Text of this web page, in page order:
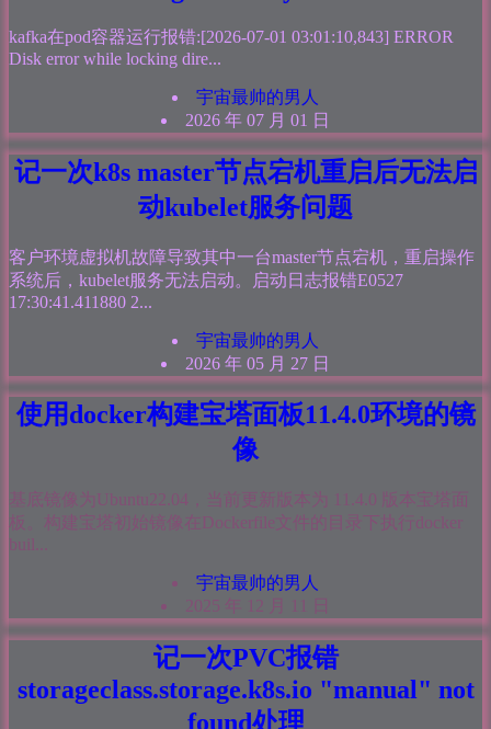
kafka在pod容器运行报错:[2026-07-01 03:01:10,843] ERROR
Disk error while locking dire...
宇宙最帅的男人
2026 年 07 月 01 日
记一次k8s master节点宕机重启后无法启
动kubelet服务问题
客户环境虚拟机故障导致其中一台master节点宕机，重启操作
系统后，kubelet服务无法启动。启动日志报错E0527
17:30:41.411880 2...
宇宙最帅的男人
2026 年 05 月 27 日
使用docker构建宝塔面板11.4.0环境的镜
像
基底镜像为Ubuntu22.04，当前更新版本为 11.4.0 版本宝塔面
板。构建宝塔初始镜像在Dockerfile文件的目录下执行docker
buil...
宇宙最帅的男人
2025 年 12 月 11 日
记一次PVC报错
storageclass.storage.k8s.io "manual" not
found处理